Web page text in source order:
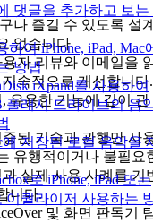
댓글을 추가하고 보는
하여 iPhone, iPad, Mac
방법
iXpand를 사용하여
플래시 드라이브의 음
에 저장된 로컬 음악을
로 iPhone, iPad 또는
이퀄라이저 사용하는
나 즐길 수 있도록 설
없습니다.
자 리뷰와 이메일을
속적으로 개선합니다.
유용한 기능에 깊이 관
된 기술과 관행만 사
유행적이거나 불필요
실제 사용 사례를 기
니다.
및 화면 판독기